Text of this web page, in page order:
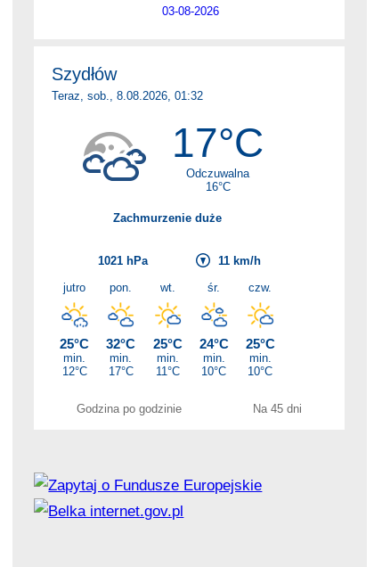
03-08-2026
Godzina po godzinie Na 45 dni